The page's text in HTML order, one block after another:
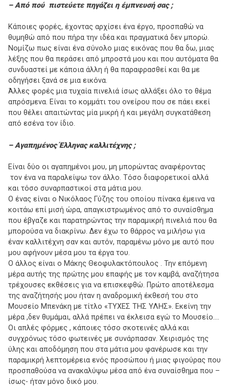
– Από πού πιστεύετε πηγάζει η έμπνευσή σας ;
Κάποιες φορές, έχοντας αρχίσει ένα έργο, προσπαθώ να
θυμηθώ από που πήρα την ιδέα και πραγματικά δεν μπορώ.
Νομίζω πως είναι ένα σύνολο μιας εικόνας που θα δω, μιας
λέξης που θα περάσει από μπροστά μου και που αυτόματα θα
συνδυαστεί με κάποια άλλη ή θα παραφρασθεί και θα με
οδηγήσει ξανά σε μια εικόνα.
Άλλες φορές μια τυχαία πινελιά ίσως αλλάξει όλο το θέμα
απρόσμενα. Είναι το κομμάτι του ονείρου που σε πάει εκεί
που θέλει απαιτώντας μία μικρή ή και μεγάλη συγκατάθεση
από εσένα τον ίδιο.
– Αγαπημένος Έλληνας καλλιτέχνης ;
Είναι δύο οι αγαπημένοι μου, μη μπορώντας αναφέροντας
τον ένα να παραλείψω τον άλλο. Τόσο διαφορετικοί αλλά
και τόσο συναρπαστικοί στα μάτια μου.
Ο ένας είναι ο Νικόλαος Γύζης του οποίου πίνακα έμεινα να
κοιτάω επί μισή ώρα, απαγκιστρωμένος από το συναίσθημα
που έβγαζε και παρατηρώντας την παραμικρή πινελιά που θα
μπορούσα να διακρίνω. Δεν έχω το θάρρος να μιλήσω για
έναν καλλιτέχνη σαν και αυτόν, παραμένω μόνο με αυτό που
μου αφήνουν μέσα μου τα έργα του.
Ο άλλος είναι ο Μάκης Θεοφυλακτόπουλος . Την επόμενη
μέρα αυτής της πρώτης μου επαφής με τον καμβά, αναζήτησα
τρέχουσες εκθέσεις για να επισκεφθώ. Πρώτο αποτέλεσμα
της αναζήτησής μου ήταν η αναδρομική έκθεσή του στο
Μουσείο Μπενάκη με τίτλο «ΤΥΧΕΣ ΤΗΣ ΥΛΗΣ». Εκείνη την
μέρα ,δεν θυμάμαι, αλλά πρέπει να έκλεισα εγώ το Μουσείο….
Οι απλές φόρμες , κάποιες τόσο σκοτεινές αλλά και
συγχρόνως τόσο φωτεινές με συνάρπασαν. Χειρισμός της
ύλης και αποδόμηση που στα μάτια μου φανέρωσε και την
παραμικρή λεπτομέρεια ενός προσώπου ή μιας φιγούρας που
προσπαθούσα να ανακαλύψω μέσα από ένα συναίσθημα που –
ίσως- ήταν μόνο δικό μου.